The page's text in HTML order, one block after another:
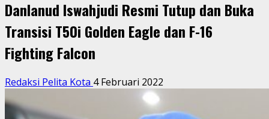
Danlanud Iswahjudi Resmi Tutup dan Buka
Transisi T50i Golden Eagle dan F-16
Fighting Falcon
Redaksi Pelita Kota 4 Februari 2022